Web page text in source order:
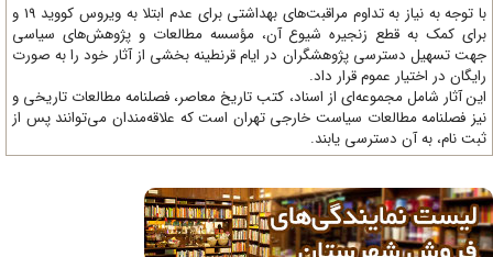
با توجه به نیاز به تداوم مراقبت‌های بهداشتی برای عدم ابتلا به ویروس کووید 19 و
کمک به قطع زنجیره شیوع آن، مؤسسه مطالعات و پژوهش‌های سیاسی
تسهیل دسترسی پژوهشگران در ایام قرنطینه بخشی از آثار خود را به صورت
در اختیار عموم قرار داد.
آثار شامل مجموعه‌ای از اسناد، کتب تاریخ معاصر، فصلنامه‌ مطالعات تاریخی و
فصلنامه مطالعات سیاست خارجی تهران است که علاقه‌مندان می‌توانند پس از
نام، به آن دسترسی یابند.